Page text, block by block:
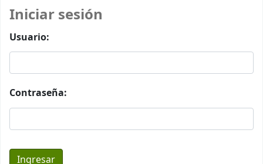
Iniciar sesión
Usuario:
Contraseña: